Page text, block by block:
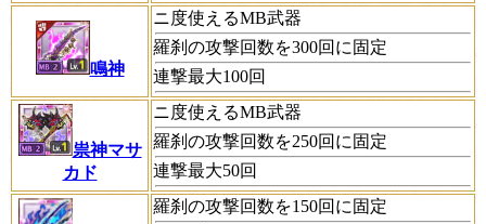
鳴神
ニ度使えるMB武器
羅刹の攻撃回数を300回に固定
連撃最大100回
祟神マサ
カド
ニ度使えるMB武器
羅刹の攻撃回数を250回に固定
連撃最大50回
羅刹の攻撃回数を150回に固定